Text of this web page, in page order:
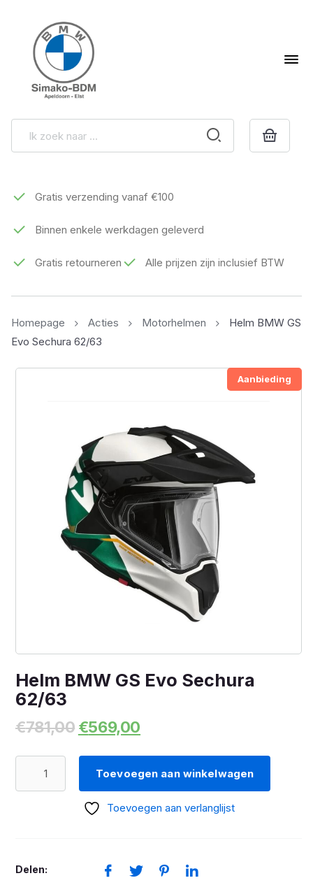
Gratis verzending vanaf €100
Binnen enkele werkdagen geleverd
Gratis retourneren Alle prijzen zijn inclusief BTW
Homepage Acties Motorhelmen
Helm BMW GS
Evo Sechura 62/63
Aanbieding
Helm BMW GS Evo Sechura
62/63
€781,00 Oorspronkelijke
prijs
was:
€781,00.
€569,00
prijs
is:
€569,00.
aantal
Toevoegen aan winkelwagen
Toevoegen aan verlanglijst
Delen: